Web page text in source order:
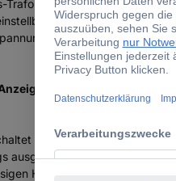
(12–20 V) oder
in 1 A-Schritten
(geregelt), einstellbar
der Betriebszustände
ausgeschaltet
Höchsttemperatur